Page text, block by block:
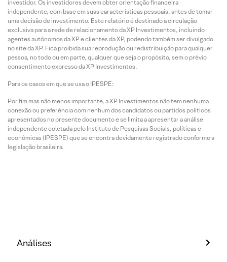
investidor. Os investidores devem obter orientação financeira
independente, com base em suas características pessoais, antes de tomar
uma decisão de investimento. Este relatório é destinado à circulação
exclusiva para a rede de relacionamento da XP Investimentos, incluindo
agentes autônomos da XP e clientes da XP, podendo também ser divulgado
no site da XP. Fica proibida sua reprodução ou redistribuição para qualquer
pessoa, no todo ou em parte, qualquer que seja o propósito, sem o prévio
consentimento expresso da XP Investimentos.
Para os casos em que se usa o IPESPE:
Por fim mas não menos importante, a XP Investimentos não tem nenhuma
conexão ou preferência com nenhum dos candidatos ou partidos políticos
apresentados no presente documento e se limita a apresentar a análise
independente coletada pelo Instituto de Pesquisas Sociais, políticas e
econômicas (IPESPE) que se encontra devidamente registrado conforme a
legislação brasileira.
Análises